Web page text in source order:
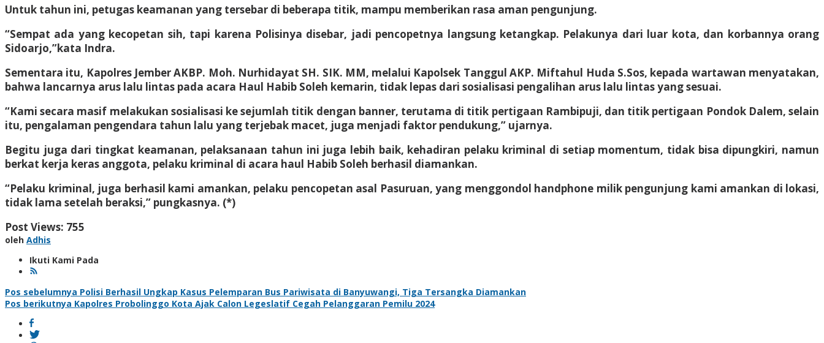
Untuk tahun ini, petugas keamanan yang tersebar di beberapa titik, mampu memberikan rasa aman pengunjung.
“Sempat ada yang kecopetan sih, tapi karena Polisinya disebar, jadi pencopetnya langsung ketangkap. Pelakunya dari luar kota, dan korbannya orang
Sidoarjo,”kata Indra.
Sementara itu, Kapolres Jember AKBP. Moh. Nurhidayat SH. SIK. MM, melalui Kapolsek Tanggul AKP. Miftahul Huda S.Sos, kepada wartawan menyatakan,
bahwa lancarnya arus lalu lintas pada acara Haul Habib Soleh kemarin, tidak lepas dari sosialisasi pengalihan arus lalu lintas yang sesuai.
“Kami secara masif melakukan sosialisasi ke sejumlah titik dengan banner, terutama di titik pertigaan Rambipuji, dan titik pertigaan Pondok Dalem, selain
itu, pengalaman pengendara tahun lalu yang terjebak macet, juga menjadi faktor pendukung,” ujarnya.
Begitu juga dari tingkat keamanan, pelaksanaan tahun ini juga lebih baik, kehadiran pelaku kriminal di setiap momentum, tidak bisa dipungkiri, namun
berkat kerja keras anggota, pelaku kriminal di acara haul Habib Soleh berhasil diamankan.
“Pelaku kriminal, juga berhasil kami amankan, pelaku pencopetan asal Pasuruan, yang menggondol handphone milik pengunjung kami amankan di lokasi,
tidak lama setelah beraksi,” pungkasnya. (*)
Post Views: 755
oleh Adhis
Ikuti Kami Pada
Navigasi
pos
Pos sebelumnya Polisi Berhasil Ungkap Kasus Pelemparan Bus Pariwisata di Banyuwangi, Tiga Tersangka Diamankan
Pos berikutnya Kapolres Probolinggo Kota Ajak Calon Legeslatif Cegah Pelanggaran Pemilu 2024